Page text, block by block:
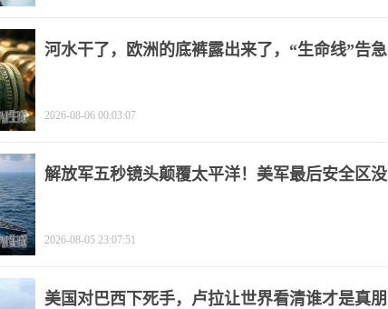
河水干了，欧洲的底裤露出来了，“生命线”告急
2026-08-06 00:03:07
解放军五秒镜头颠覆太平洋！美军最后安全区没
2026-08-05 23:07:51
美国对巴西下死手，卢拉让世界看清谁才是真朋